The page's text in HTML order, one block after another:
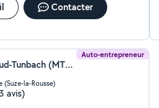
Contacter
Auto-entrepreneur
Joey Winaud-Tunbach (MTS-JWT)
(Suze-la-Rousse)
avis)